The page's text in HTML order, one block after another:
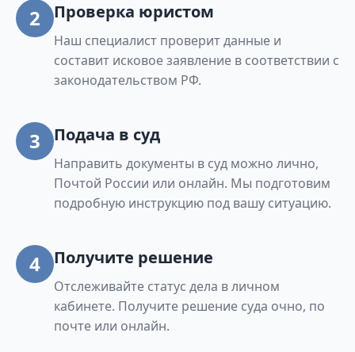
2 Проверка юристом
Наш специалист проверит данные и
составит исковое заявление в соответствии с
законодательством РФ.
3 Подача в суд
Направить документы в суд можно лично,
Почтой России или онлайн. Мы подготовим
подробную инструкцию под вашу ситуацию.
4 Получите решение
Отслеживайте статус дела в личном
кабинете. Получите решение суда очно, по
почте или онлайн.